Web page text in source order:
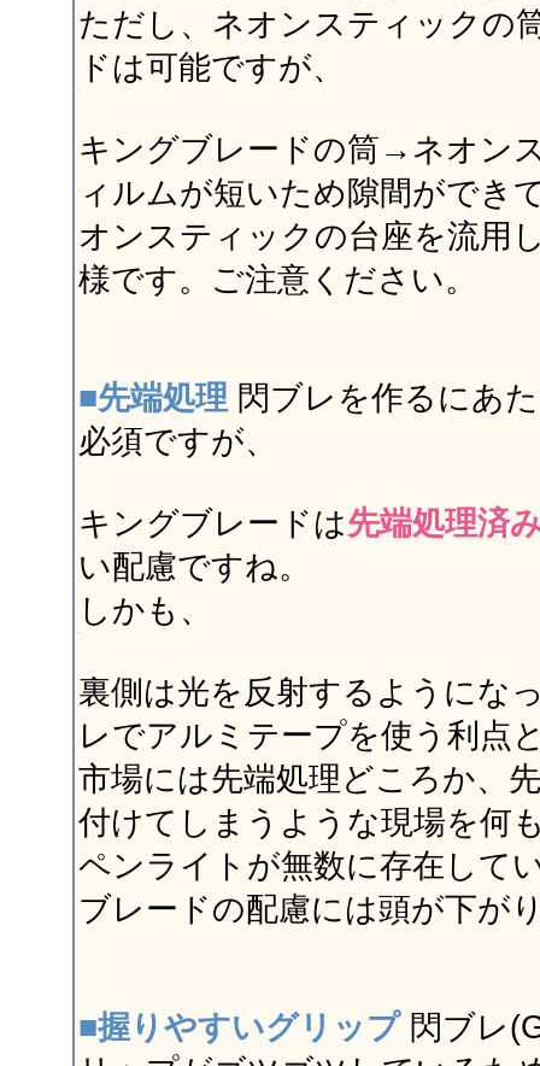
ただし、ネオンスティックの
ドは可能ですが、
キングブレードの筒→ネオン
ィルムが短いため隙間ができ
オンスティックの台座を流用
様です。ご注意ください。
■先端処理 閃ブレを作るにあ
必須ですが、
キングブレードは先端処理済
い配慮ですね。
しかも、
裏側は光を反射するようにな
レでアルミテープを使う利点
市場には先端処理どころか、
付けてしまうような現場を何
ペンライトが無数に存在して
ブレードの配慮には頭が下が
■握りやすいグリップ閃ブレ